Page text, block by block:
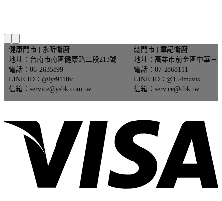
NT$58,320。NT$46,656。
。
健康門市 | 永昕衛廚
地址：台南市南區健康路二段213號
電話：06-2635899
LINE ID：@lys9118v
信箱：service@ysbk.com.tw
總門市 | 章記衛廚
地址：高雄市前金區中華三
電話：07-2868111
LINE ID：@154mavis
信箱：service@cbk.tw